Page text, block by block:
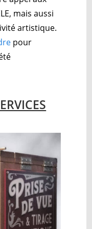
mais aussi
artistique.
pour